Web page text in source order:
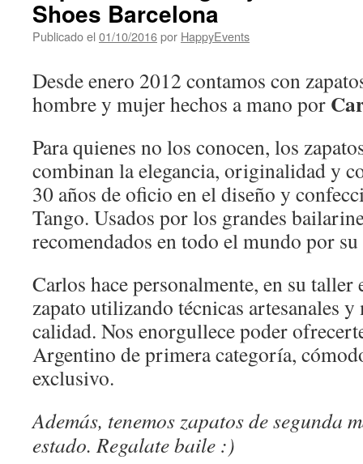
Shoes Barcelona
Publicado el 01/10/2016por HappyEvents
Desde enero 2012 contamos con
hombre y mujer hechos a mano por
Para quienes no los conocen, los
combinan la elegancia, originalidad y
30 años de oficio en el diseño y
Tango. Usados por los grandes
recomendados en todo el mundo por
Carlos hace personalmente, en su taller
zapato utilizando técnicas artesanales
calidad. Nos enorgullece poder
Argentino de primera categoría,
exclusivo.
Además, tenemos zapatos de segunda
estado. Regalate baile :)